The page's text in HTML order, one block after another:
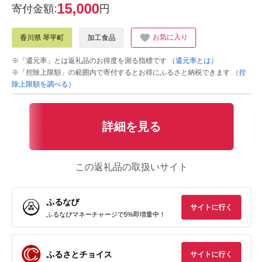
寄付金額:15,000円
香川県 琴平町 加工食品 お気に入り
※「還元率」とは返礼品のお得度を測る指標です
（還元率とは）
※「控除上限額」の範囲内で寄付するとお得にふるさと納税できます
（控
除上限額を調べる）
詳細を見る
この返礼品の取扱いサイト
ふるなび
ふるなびマネーチャージで5%即増量中！
サイトに行く
ふるさとチョイス サイトに行く